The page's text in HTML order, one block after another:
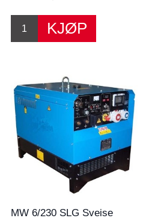
MW 6/230 SLG Sveise